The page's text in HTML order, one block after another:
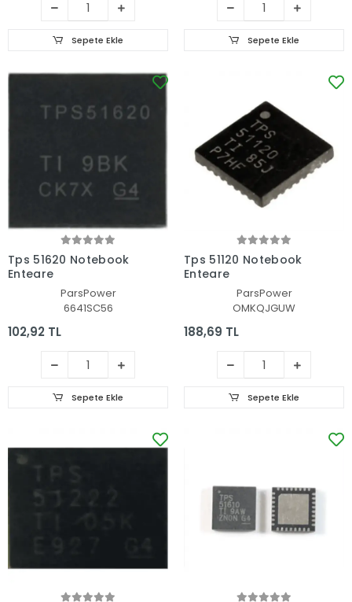
Sepete Ekle Sepete Ekle
Tps 51620 Notebook
Entegre
ParsPower
6641SC56
102,92 TL
Sepete Ekle
Tps 51120 Notebook
Entegre
ParsPower
OMKQJGUW
188,69 TL
Sepete Ekle